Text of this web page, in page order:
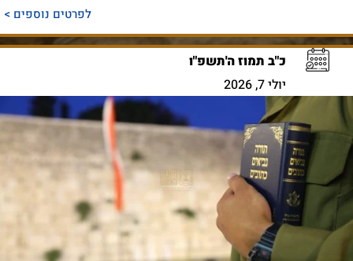
לפרטים נוספים >
כ"ב תמוז ה'תשפ"ו
יולי 7, 2026